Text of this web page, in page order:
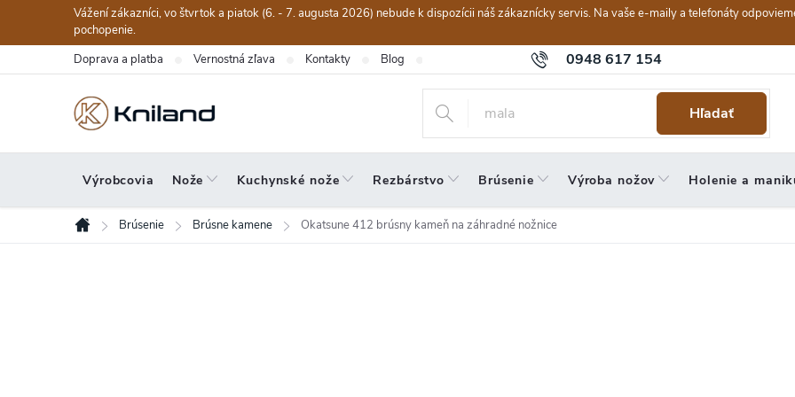
obsah
Vážení zákazníci, vo štvrtok a piatok (6. - 7. augusta 2026) nebude k dispozícii náš zákaznícky servis. Na vaše e-maily a telefonáty
pochopenie.
0948 617 154
Doprava a platba Vernostná zľava Kontakty Blog Hodnotenie obchodu Obchodné podmienky
Hľadať
Výrobcovia Nože Kuchynské nože Rezbárstvo Brúsenie Výroba nožov Holenie a
Domov
Brúsenie Brúsne kamene Okatsune 412 brúsny kameň na záhradné nožnice